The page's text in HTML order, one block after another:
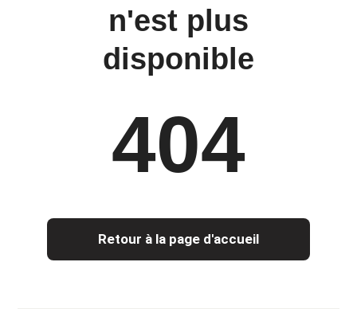
n'est plus
disponible
404
Retour à la page d'accueil